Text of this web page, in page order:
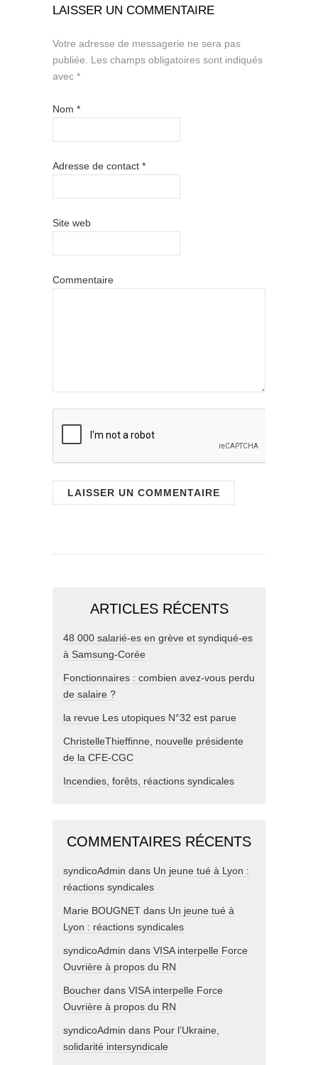
LAISSER UN COMMENTAIRE
Votre adresse de messagerie ne sera pas
publiée. Les champs obligatoires sont indiqués
avec *
Nom *
Adresse de contact *
Site web
Commentaire
ARTICLES RÉCENTS
48 000 salarié-es en grève et syndiqué-es
à Samsung-Corée
Fonctionnaires : combien avez-vous perdu
de salaire ?
la revue Les utopiques N°32 est parue
ChristelleThieffinne, nouvelle présidente
de la CFE-CGC
Incendies, forêts, réactions syndicales
COMMENTAIRES RÉCENTS
syndicoAdmin dans Un jeune tué à Lyon :
réactions syndicales
Marie BOUGNET dans Un jeune tué à
Lyon : réactions syndicales
syndicoAdmin dans VISA interpelle Force
Ouvrière à propos du RN
Boucher dans VISA interpelle Force
Ouvrière à propos du RN
syndicoAdmin dans Pour l’Ukraine,
solidarité intersyndicale